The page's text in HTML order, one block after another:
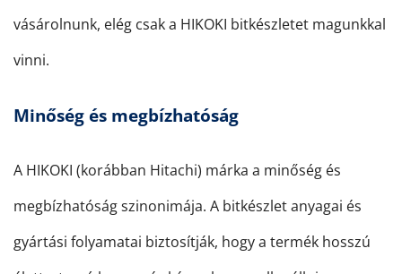
vásárolnunk, elég csak a HIKOKI bitkészletet magunkkal
vinni.
Minőség és megbízhatóság
A HIKOKI (korábban Hitachi) márka a minőség és
megbízhatóság szinonimája. A bitkészlet anyagai és
gyártási folyamatai biztosítják, hogy a termék hosszú